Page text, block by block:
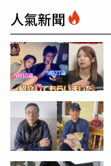
人氣新聞